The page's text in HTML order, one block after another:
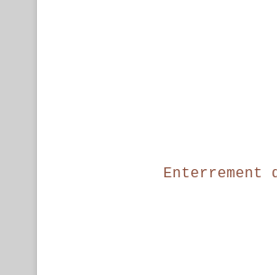
Enterrement